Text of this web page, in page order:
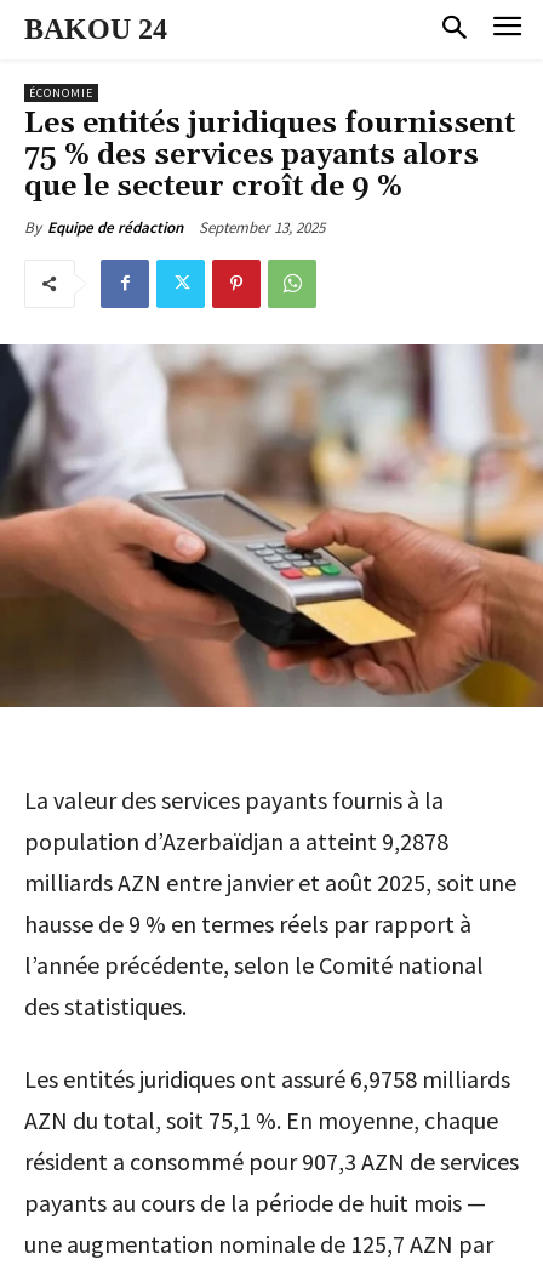
BAKOU 24
ÉCONOMIE
Les entités juridiques fournissent
75 % des services payants alors
que le secteur croît de 9 %
By Equipe de rédaction September 13, 2025
La valeur des services payants fournis à la
population d’Azerbaïdjan a atteint 9,2878
milliards AZN entre janvier et août 2025, soit une
hausse de 9 % en termes réels par rapport à
l’année précédente, selon le Comité national
des statistiques.
Les entités juridiques ont assuré 6,9758 milliards
AZN du total, soit 75,1 %. En moyenne, chaque
résident a consommé pour 907,3 AZN de services
payants au cours de la période de huit mois —
une augmentation nominale de 125,7 AZN par